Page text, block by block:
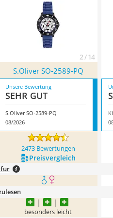
mit seinen Eigenschaften.
2 / 14
S.Oliver SO-2589-PQ
Unsere Bewertung
SEHR GUT
S.Oliver SO-2589-PQ
08/2026
2473 Bewertungen
Preis­vergleich
für
besonders leicht